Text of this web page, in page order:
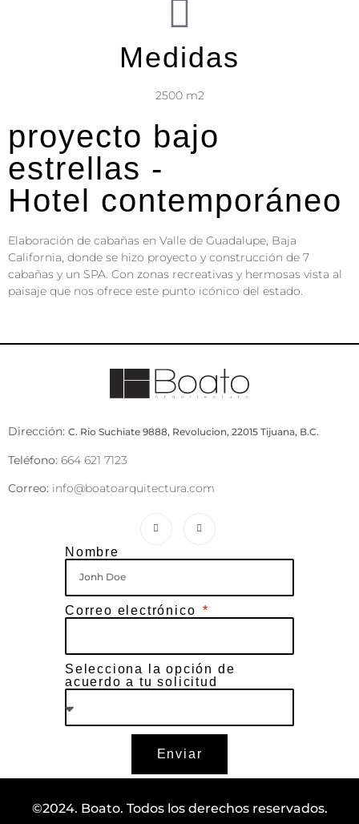
Medidas
2500 m2
proyecto bajo
estrellas -
Hotel contemporáneo
Elaboración de cabañas en Valle de Guadalupe, Baja
California, donde se hizo proyecto y construcción de 7
cabañas y un SPA. Con zonas recreativas y hermosas vista al
paisaje que nos ofrece este punto icónico del estado.
Dirección: C. Rio Suchiate 9888, Revolucion, 22015 Tijuana, B.C.
Teléfono: 664 621 7123
Correo: info@boatoarquitectura.com
Nombre
Correo electrónico
Selecciona la opción de
acuerdo a tu solicitud
Enviar
©2024. Boato. Todos los derechos reservados.